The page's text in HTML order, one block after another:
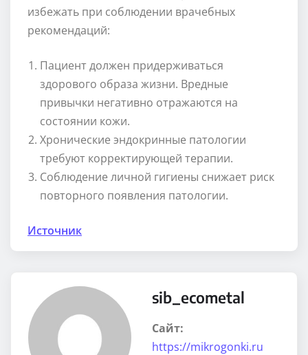
избежать при соблюдении врачебных
рекомендаций:
Пациент должен придерживаться
здорового образа жизни. Вредные
привычки негативно отражаются на
состоянии кожи.
Хронические эндокринные патологии
требуют корректирующей терапии.
Соблюдение личной гигиены снижает риск
повторного появления патологии.
Источник
sib_ecometal
Сайт:
https://mikrogonki.ru